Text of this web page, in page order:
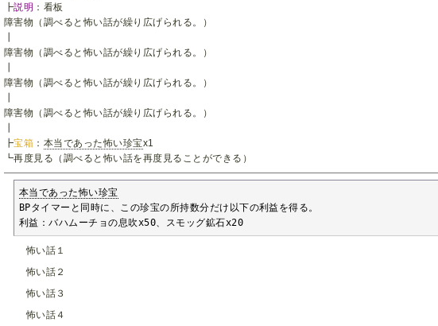
┣説明 ：看板
障害物（調べると怖い話が繰り広げられる。）
障害物（調べると怖い話が繰り広げられる。）
障害物（調べると怖い話が繰り広げられる。）
障害物（調べると怖い話が繰り広げられる。）
┣宝箱 ： 本当であった怖い珍宝x1
┗再度見る（調べると怖い話を再度見ることができる）
本当であった怖い珍宝
BPタイマーと同時に、この珍宝の所持数分だけ以下の利益を得る。
利益：バハムーチョの息吹x50、スモッグ鉱石x20
怖い話１
怖い話２
怖い話３
怖い話４